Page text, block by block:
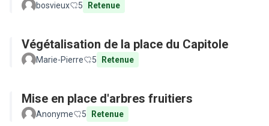
bosvieux 5 Retenue
Végétalisation de la place du Capitole
Marie-Pierre 5 Retenue
Mise en place d'arbres fruitiers
Anonyme 5 Retenue